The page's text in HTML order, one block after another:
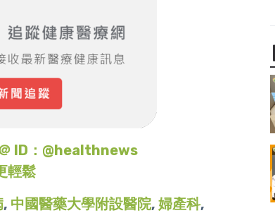
ID：@healthnews
輕鬆
, 中國醫藥大學附設醫院, 婦產科,